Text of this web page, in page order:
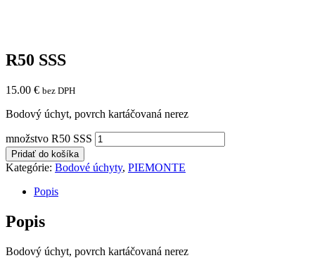
R50 SSS
15.00 € bez DPH
Bodový úchyt, povrch kartáčovaná nerez
množstvo R50 SSS
Pridať do košíka
Kategórie: Bodové úchyty, PIEMONTE
Popis
Popis
Bodový úchyt, povrch kartáčovaná nerez